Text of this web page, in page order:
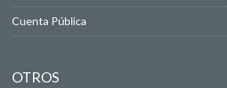
Cuenta Pública
OTROS